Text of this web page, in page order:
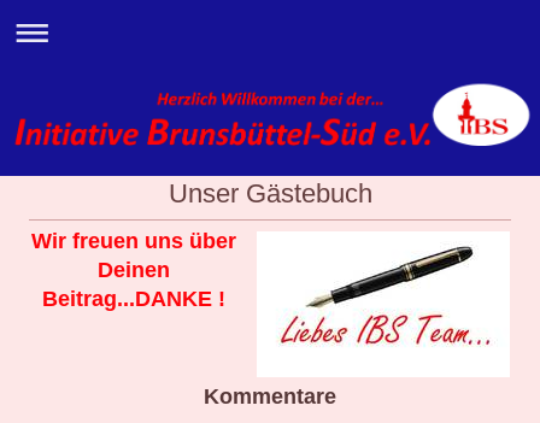
Unser Gästebuch
Wir freuen uns über
Deinen
Beitrag...DANKE !
Kommentare